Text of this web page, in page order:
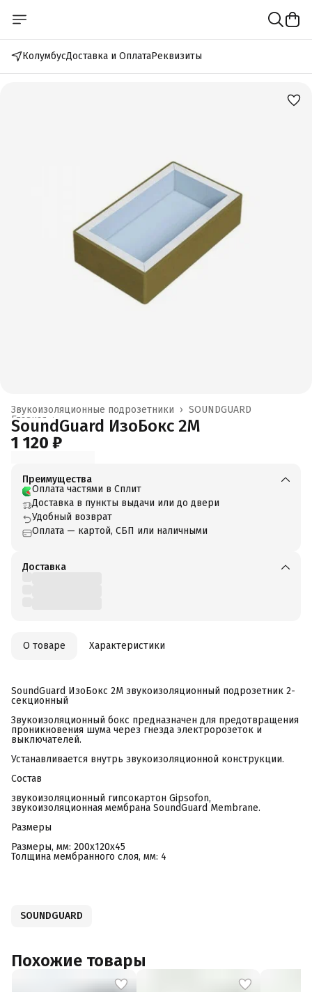
КолумбусДоставка и ОплатаРеквизиты
SOUNDGUARD
Звукоизоляционные подрозетники ›
Главная ›
SoundGuard ИзоБокс 2М
1 120 ₽
Преимущества
Оплата частями в Сплит
Доставка в пункты выдачи или до двери
Удобный возврат
Оплата — картой, СБП или наличными
Доставка
О товаре Характеристики
SoundGuard ИзоБокс 2М звукоизоляционный подрозетник 2-
секционный
Звукоизоляционный бокс предназначен для предотвращения
проникновения шума через гнезда электророзеток и
выключателей.
Устанавливается внутрь звукоизоляционной конструкции.
Состав
звукоизоляционный гипсокартон Gipsofon,
звукоизоляционная мембрана SoundGuard Membrane.
Размеры
Размеры, мм: 200х120х45
Толщина мембранного слоя, мм: 4
SOUNDGUARD
Похожие товары